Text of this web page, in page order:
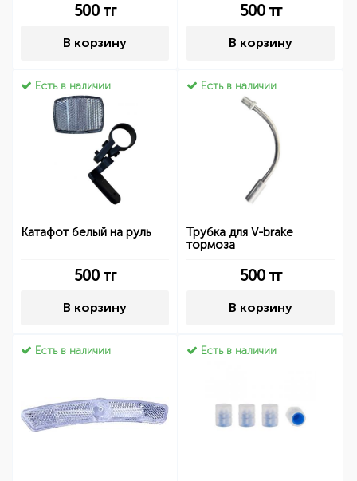
500тг
В корзину
500тг
В корзину
Есть в наличии
Катафот белый на руль
500тг
В корзину
Есть в наличии
Трубка для V-brake
тормоза
500тг
В корзину
Есть в наличии Есть в наличии